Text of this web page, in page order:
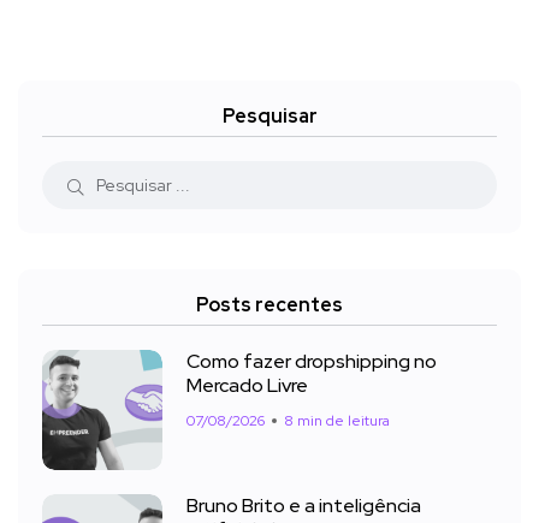
Pesquisar
Posts recentes
Como fazer dropshipping no
Mercado Livre
07/08/2026 8 min de leitura
Bruno Brito e a inteligência